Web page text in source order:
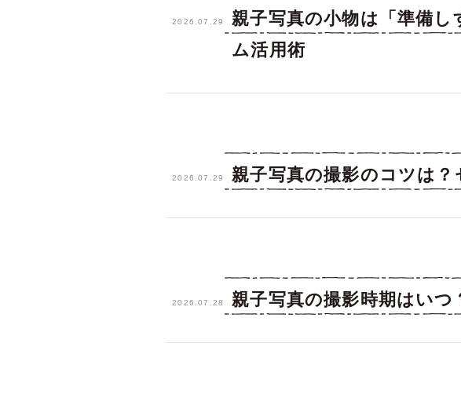
2026.07.29
親子写真の小物は「準備
ム活用術
2026.07.29 親子写真の撮影のコツは
2026.07.28 親子写真の撮影時期はい